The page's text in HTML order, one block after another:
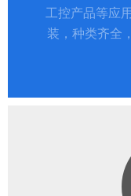
工控产品等应
装，种类齐全